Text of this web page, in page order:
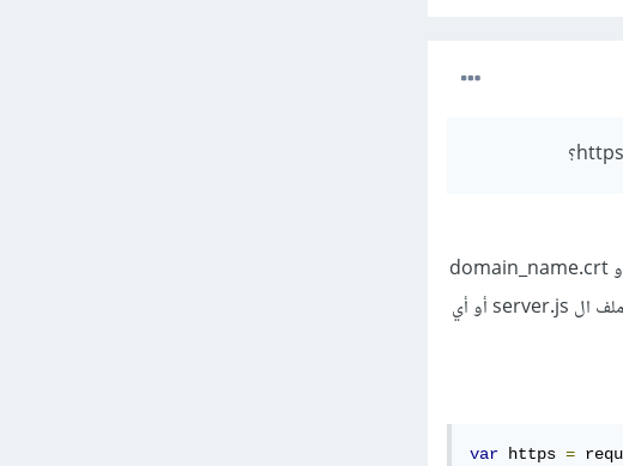
وبعد تفعيلها من قبل المزود ستحصل على ملفات private.key و domain_name.crt
و CA_root.crt وca_bundle_certificate.crt ستحتاجهم في الخطوة التالية بعد ذلك في ملف ال server.js أو أي
var https =